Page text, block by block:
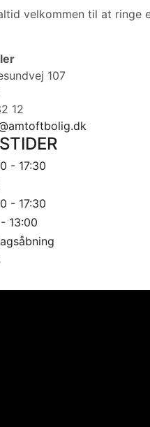
velkommen til at ringe
107
12
- 17:30
- 17:30
13:00